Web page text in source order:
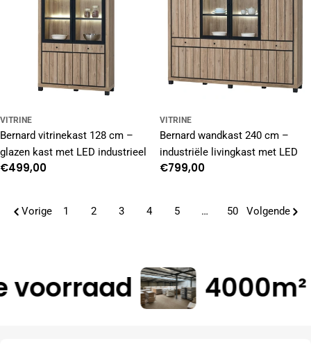
VITRINE
Bernard vitrinekast 128 cm –
glazen kast met LED industrieel
Normale
€499,00
VITRINE
Bernard wandkast 240 cm –
industriële livingkast met LED
Normale
€799,00
Vorige 1 2 3 4 5 … 50 Volgende
4000m²